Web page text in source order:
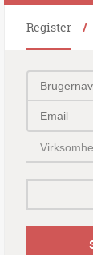
Register